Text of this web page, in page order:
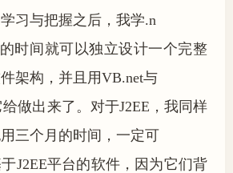
习与把握之后，我学.n
时间就可以独立设计一个完整
架构，并且用VB.net与
做出来了。对于J2EE，我同样
三个月的时间，一定可
J2EE平台的软件，因为它们背